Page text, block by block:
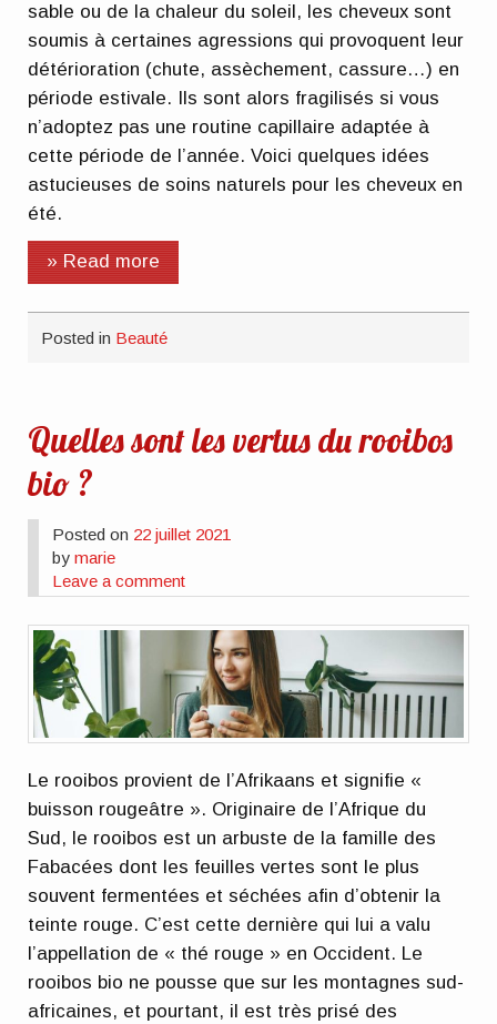
sable ou de la chaleur du soleil, les cheveux sont
soumis à certaines agressions qui provoquent leur
détérioration (chute, assèchement, cassure…) en
période estivale. Ils sont alors fragilisés si vous
n’adoptez pas une routine capillaire adaptée à
cette période de l’année. Voici quelques idées
astucieuses de soins naturels pour les cheveux en
été.
» Read more
Posted in Beauté
Quelles sont les vertus du rooibos
bio ?
Posted on 22 juillet 2021
bymarie
Leave a comment
Le rooibos provient de l’Afrikaans et signifie «
buisson rougeâtre ». Originaire de l’Afrique du
Sud, le rooibos est un arbuste de la famille des
Fabacées dont les feuilles vertes sont le plus
souvent fermentées et séchées afin d’obtenir la
teinte rouge. C’est cette dernière qui lui a valu
l’appellation de « thé rouge » en Occident. Le
rooibos bio ne pousse que sur les montagnes sud-
africaines, et pourtant, il est très prisé des